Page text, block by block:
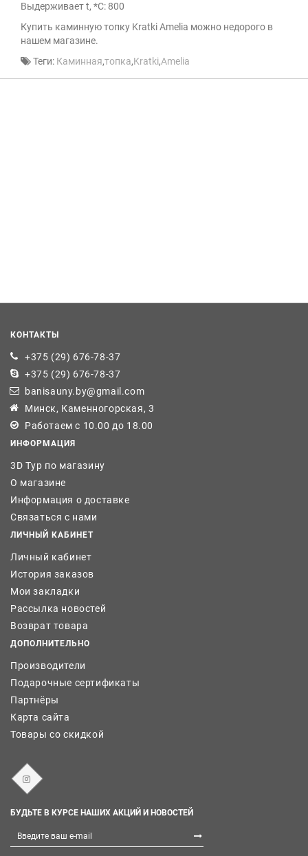
Выдерживает t, *С: 800
Купить каминную топку Kratki Amelia можно недорого в
нашем магазине.
Теги: Каминная,топка,Kratki,Amelia
КОНТАКТЫ
+375 (29) 676-78-37
+375 (29) 676-78-37
banisauny.by@gmail.com
Минск, Каменногорская, 3
Работаем с 10.00 до 18.00
ИНФОРМАЦИЯ
3D Тур по магазину
О магазине
Информация о доставке
Связаться с нами
ЛИЧНЫЙ КАБИНЕТ
Личный кабинет
История заказов
Мои закладки
Рассылка новостей
Возврат товара
ДОПОЛНИТЕЛЬНО
Производители
Подарочные сертификаты
Партнёры
Карта сайта
Товары со скидкой
БУДЬТЕ В КУРСЕ НАШИХ АКЦИЙ И НОВОСТЕЙ